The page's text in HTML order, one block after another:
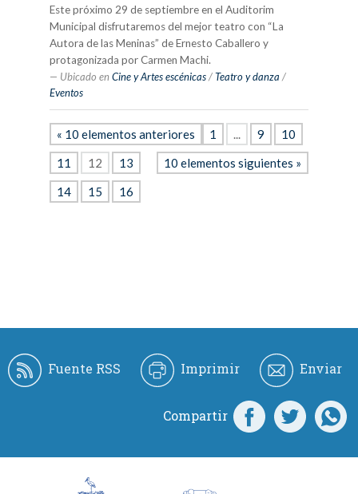
Este próximo 29 de septiembre en el Auditorim
Municipal disfrutaremos del mejor teatro con “La
Autora de las Meninas” de Ernesto Caballero y
protagonizada por Carmen Machi.
Ubicado en Cine y Artes escénicas /Teatro y danza /
Eventos
« 10 elementos anteriores
10 elementos siguientes »
1 ... 9
10
11
12
13
14
15 16
Fuente RSS Imprimir Enviar
Compartir